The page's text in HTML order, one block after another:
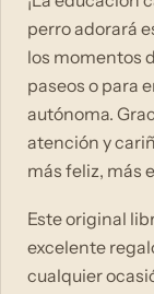
perro adorará
los momentos
paseos o para
autónoma.
atención y
más feliz, más
Este original
excelente
cualquier